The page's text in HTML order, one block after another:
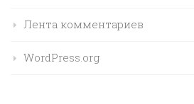
Лента комментариев
WordPress.org